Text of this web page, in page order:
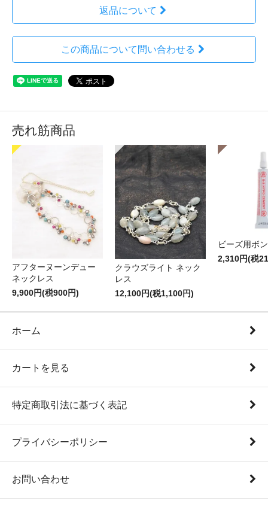
返品について
この商品について問い合わせる
売れ筋商品
アフターヌーンデュー
ネックレス
9,900円(税900円)
クラウズライト ネック
レス
12,100円(税1,100円)
ビーズ用ボ
2,310円(税
ホーム
カートを見る
特定商取引法に基づく表記
プライバシーポリシー
お問い合わせ